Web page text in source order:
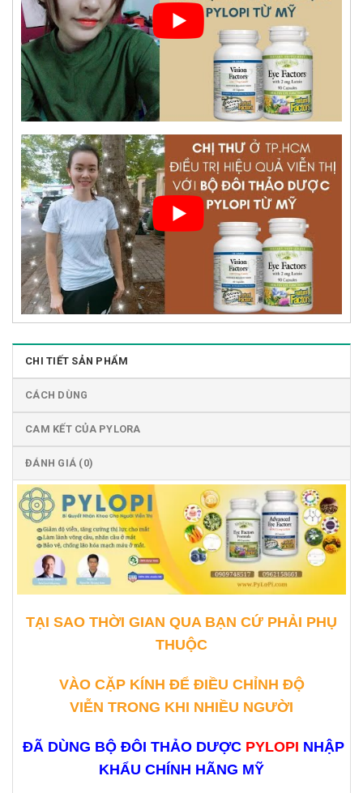
CHI TIẾT SẢN PHẨM
CÁCH DÙNG
CAM KẾT CỦA PYLORA
ĐÁNH GIÁ (0)
TẠI SAO THỜI GIAN QUA BẠN CỨ PHẢI PHỤ
THUỘC
VÀO CẶP KÍNH ĐỂ ĐIỀU CHỈNH ĐỘ
VIỄN TRONG KHI NHIỀU NGƯỜI
ĐÃ DÙNG BỘ ĐÔI THẢO DƯỢC PYLOPI NHẬP
KHẨU CHÍNH HÃNG MỸ